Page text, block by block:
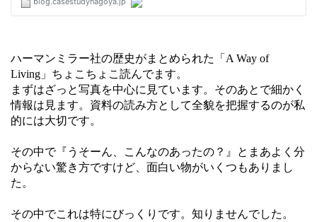
ハーマンミラー社の歴史がまとめられた「A Way of
Living」ちょこちょこ読んでます。
まずはざっと写真を中心に見ています。そのあとで細かく
情報は見ます。資料の読み方として全貌を把握するのが私
的には大切です。
その中で『うそーん、こんなのあったの？』とまあよく分
からない驚き方ですけど、面白い物がいくつもありまし
た。
その中でこれは特にびっくりです。知りませんでした。